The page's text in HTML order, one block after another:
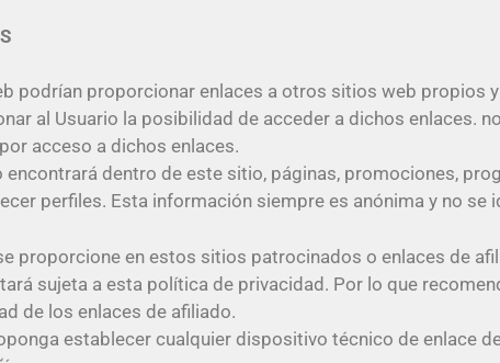
podrían proporcionar enlaces a otros sitios web
al Usuario la posibilidad de acceder a dichos enlaces.
acceso a dichos enlaces.
encontrará dentro de este sitio, páginas, promociones,
perfiles. Esta información siempre es anónima y no se
proporcione en estos sitios patrocinados o enlaces de
sujeta a esta política de privacidad. Por lo que
de los enlaces de afiliado.
establecer cualquier dispositivo técnico de enlace